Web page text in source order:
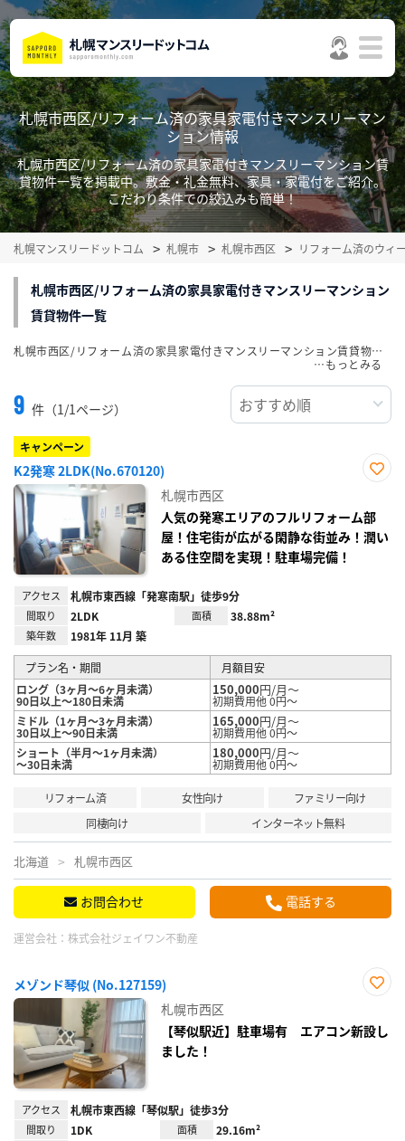
札幌市西区/リフォーム済の家具家電付きマンスリーマン
ション情報
札幌市西区/リフォーム済の家具家電付きマンスリーマンション賃
貸物件一覧を掲載中。敷金・礼金無料、家具・家電付をご紹介。
こだわり条件での絞込みも簡単！
札幌マンスリードットコム 札幌市 札幌市西区 リフォーム済のウィ
札幌市西区/リフォーム済の家具家電付きマンスリーマンション
賃貸物件一覧
9 件（1/1ページ）
キャンペーン
K2発寒 2LDK(No.670120)
り登
録
札幌市西区
人気の発寒エリアのフルリフォーム部
屋！住宅街が広がる閑静な街並み！潤い
ある住空間を実現！駐車場完備！
アクセス 札幌市東西線「発寒南駅」徒歩9分
間取り 2LDK 面積 38.88m²
築年数 1981年 11月 築
プラン名・期間
月額目安
ロング（3ヶ月～6ヶ月未満）
90日以上～180日未満
150,000円/月～
初期費用他 0円～
ミドル（1ヶ月～3ヶ月未満）
30日以上～90日未満
165,000円/月～
初期費用他 0円～
ショート（半月～1ヶ月未満）
～30日未満
180,000円/月～
初期費用他 0円～
リフォーム済 女性向け
ファミリー向け
同棲向け
インターネット無料
北海道 札幌市西区
お問合わせ 電話する
運営会社： 株式会社ジェイワン不動産
メゾンド琴似 (No.127159)
り登
録
札幌市西区
【琴似駅近】駐車場有 エアコン新設し
ました！
アクセス 札幌市東西線「琴似駅」徒歩3分
間取り 1DK 面積 29.16m²
札幌市西区/リフォーム済の家具家電付きマンスリーマンション賃貸物件一覧を掲載中。敷金・礼金無料、家具・家電付をご紹介。こだわり条件での絞込みも簡単！
…